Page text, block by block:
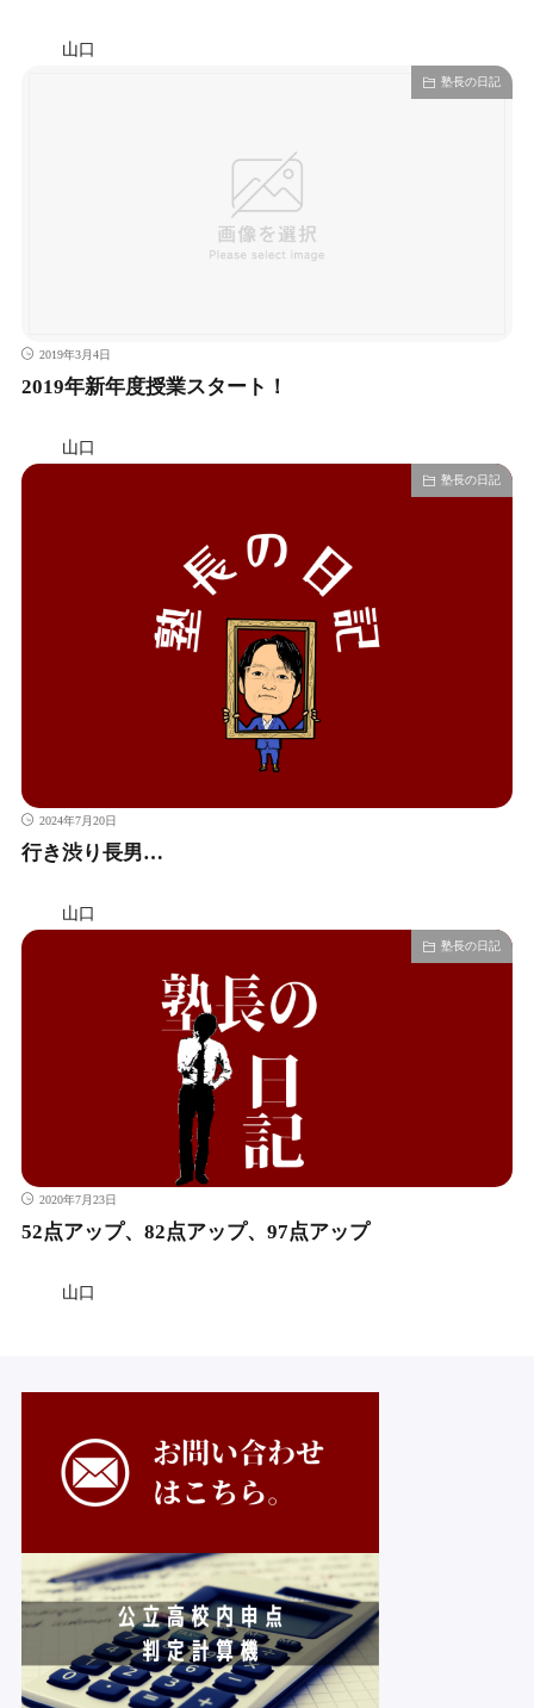
山口
塾長の日記
2019年3月4日
2019年新年度授業スタート！
山口
塾長の日記
2024年7月20日
行き渋り長男…
山口
塾長の日記
2020年7月23日
52点アップ、82点アップ、97点アップ
山口